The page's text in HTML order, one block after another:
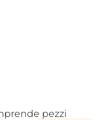
pezzi